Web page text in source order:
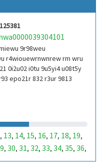
130,131,132,133,134,
142,143
154,155,156,157,158
166,167,168,
178,179 ,180,181 ,182,
190,191,192,193,194
238,239,
250 ,251,252, 253 ,254,
262,263 ,264,265 , 266
9r98weu
r4wiouewrnwnrew rm wru
0i2u02 i0tu 9u5yi4 u08t5y
epo21r 832 r3ur 9813
, 13, 14, 15, 16, 17, 18, 19,
, 30, 31, 32, 33, 34, 35, 36,
,47,48,49,50,51,52,53,